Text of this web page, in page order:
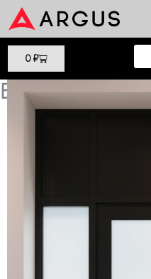
Перейти
содержимому
0 ₽Cart
БЕРЛОГА НОВА